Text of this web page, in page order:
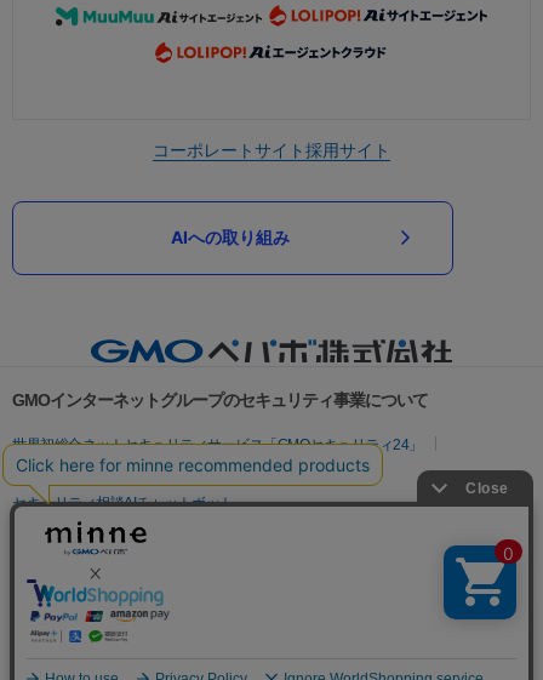
コーポレートサイト採用サイト
AIへの取り組み
GMOインターネットグループのセキュリティ事業について
世界初総合ネットセキュリティサービス「GMOセキュリティ24」
パスワード漏洩診断
Webサイトリスク診断
セキュリティ相談AIチャットボット
実在証明・盗聴対策
サイバー攻撃対策（GMO Flatt Security）
セキュリティ事業の軌跡